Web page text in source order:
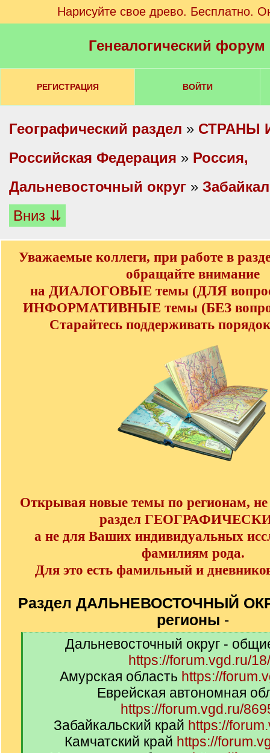
Нарисуйте свое древо. Бесплатно.
Генеалогический
РЕГИСТРАЦИЯ ВОЙТИ
Географический раздел » СТРАНЫ
Российская Федерация » Россия,
Дальневосточный округ »
Вниз ⇊
Уважаемые коллеги, при работе в
обращайте внимание
на ДИАЛОГОВЫЕ темы (ДЛЯ
ИНФОРМАТИВНЫЕ темы (БЕЗ
Старайтесь поддерживать
Открывая новые темы по регионам, не
раздел
а не для Ваших индивидуальных
фамилиям рода.
Для это есть фамильный и
Раздел ДАЛЬНЕВОСТОЧНЫЙ
регионы -
Дальневосточный округ -
https://forum.vgd.ru/18/
Амурская область https://
Еврейская автономная
https://forum.vgd.ru/
Забайкальский край https://
Камчатский край https://